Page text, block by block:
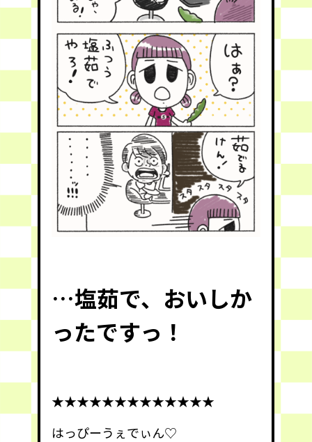
…塩茹で、おいしか
ったですっ！
★★★★★★★★★★★★★
はっぴーうぇでぃん♡